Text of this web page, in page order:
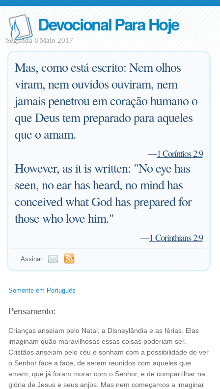
Devocional Para Hoje
Segunda 8 Maio 2017
Mas, como está escrito: Nem olhos
viram, nem ouvidos ouviram, nem
jamais penetrou em coração humano o
que Deus tem preparado para aqueles
que o amam.
—1 Coríntios 2:9
However, as it is written: "No eye has
seen, no ear has heard, no mind has
conceived what God has prepared for
those who love him."
—1 Corinthians 2:9
Assinar:
Somente em Português
Pensamento:
Crianças anseiam pelo Natal, a Disneylândia e as férias. Elas
imaginam quão maravilhosas essas coisas poderiam ser.
Cristãos anseiam pelo céu e sonham com a possibilidade de ver
o Senhor face a face, de serem reunidos com aqueles que
amam, que já foram morar com o Senhor, e de compartilhar na
glória de Jesus e seus anjos. Mas nem começamos a imaginar